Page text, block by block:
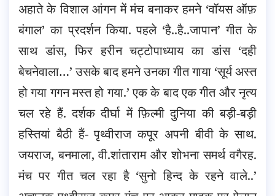
अहाते के विशाल आंगन में मंच बनाकर हमने ‘वॉयस ऑफ़
बंगाल’ का प्रदर्शन किया. पहले ‘है..है..जापान’ गीत के
साथ डांस, फिर हरीन चट्टोपाध्याय का डांस ‘दही
बेचनेवाला…’ उसके बाद हमने उनका गीत गाया ‘सूर्य अस्त
हो गया गगन मस्त हो गया.’ एक के बाद एक गीत और नृत्य
चल रहे हैं. दर्शक दीर्घा में फ़िल्मी दुनिया की बड़ी-बड़ी
हस्तियां बैठी हैं- पृथ्वीराज कपूर अपनी बीवी के साथ.
जयराज, बनमाला, वी.शांताराम और शोभना समर्थ वगैरह.
मंच पर गीत चल रहा है ‘सुनो हिन्द के रहने वाले..’